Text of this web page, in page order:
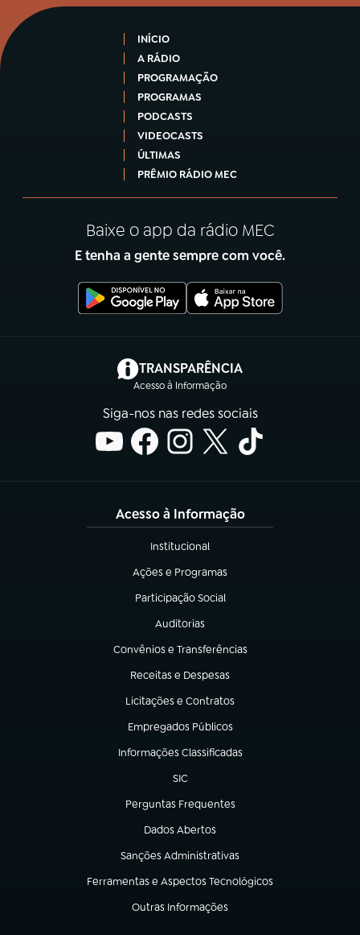
INÍCIO
A RÁDIO
PROGRAMAÇÃO
PROGRAMAS
PODCASTS
VIDEOCASTS
ÚLTIMAS
PRÊMIO RÁDIO MEC
Baixe o app da rádio MEC
E tenha a gente sempre com você.
TRANSPARÊNCIA
Acesso à Informação
(abre em nova aba)
Siga-nos nas redes sociais
Acesso à Informação
Institucional
(abre em nova aba)
Ações e Programas
(abre em nova aba)
Participação Social
(abre em nova aba)
Auditorias
(abre em nova aba)
Convênios e Transferências
(abre em nova aba)
Receitas e Despesas
(abre em nova aba)
Licitações e Contratos
(abre em nova aba)
Empregados Públicos
(abre em nova aba)
Informações Classificadas
(abre em nova aba)
SIC
(abre em nova aba)
Perguntas Frequentes
(abre em nova aba)
Dados Abertos
(abre em nova aba)
Sanções Administrativas
(abre em nova aba)
Ferramentas e Aspectos Tecnológicos
(abre em nova aba)
Outras Informações
(abre em nova aba)